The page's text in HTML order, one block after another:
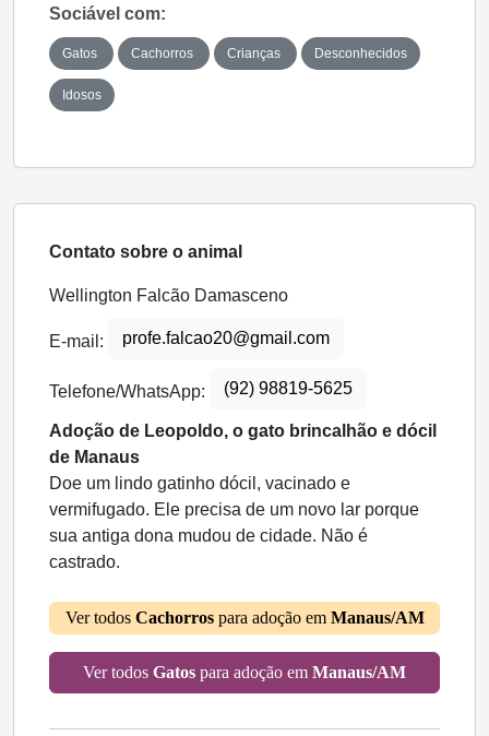
Sociável com:
Gatos Cachorros Crianças Desconhecidos
Idosos
Contato sobre o animal
Wellington Falcão Damasceno
E-mail: profe.falcao20@gmail.com
Telefone/WhatsApp: (92) 98819-5625
Adoção de Leopoldo, o gato brincalhão e dócil
de Manaus
Doe um lindo gatinho dócil, vacinado e
vermifugado. Ele precisa de um novo lar porque
sua antiga dona mudou de cidade. Não é
castrado.
Ver todos Cachorrospara adoção em Manaus/AM
Ver todos Gatos para adoção em Manaus/AM